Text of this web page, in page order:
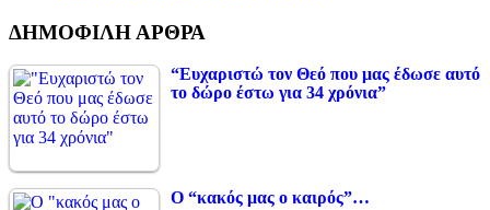
ΔΗΜΟΦΙΛΗ ΑΡΘΡΑ
“Ευχαριστώ τον Θεό που μας έδωσε αυτό
το δώρο έστω για 34 χρόνια”
Ο “κακός μας ο καιρός”…